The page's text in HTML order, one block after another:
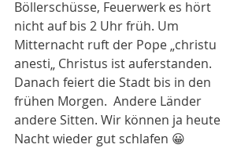
Böllerschüsse, Feuerwerk es hört
nicht auf bis 2 Uhr früh. Um
Mitternacht ruft der Pope „christu
anesti„ Christus ist auferstanden.
Danach feiert die Stadt bis in den
frühen Morgen.  Andere Länder
andere Sitten. Wir können ja heute
Nacht wieder gut schlafen 😀